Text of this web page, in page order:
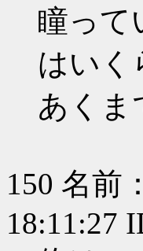
瞳っ
はいく
あくま
150 名前：
18:11:27